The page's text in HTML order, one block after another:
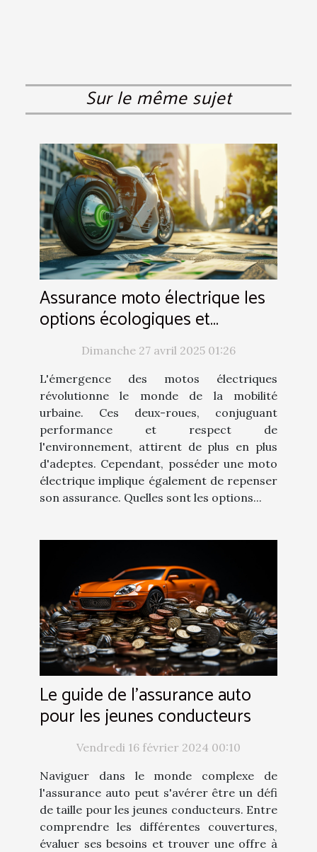
Sur le même sujet
Assurance moto électrique les
options écologiques et
économiques à considérer
Dimanche 27 avril 2025 01:26
L'émergence des motos électriques
révolutionne le monde de la mobilité
urbaine. Ces deux-roues, conjuguant
performance et respect de
l'environnement, attirent de plus en plus
d'adeptes. Cependant, posséder une moto
électrique implique également de repenser
son assurance. Quelles sont les options...
Le guide de l'assurance auto
pour les jeunes conducteurs
Vendredi 16 février 2024 00:10
Naviguer dans le monde complexe de
l'assurance auto peut s'avérer être un défi
de taille pour les jeunes conducteurs. Entre
comprendre les différentes couvertures,
évaluer ses besoins et trouver une offre à